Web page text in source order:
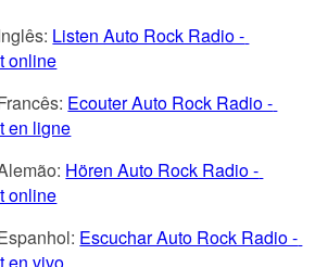
Listen Auto Rock Radio -
online
Ecouter Auto Rock Radio -
en ligne
Hören Auto Rock Radio -
online
Escuchar Auto Rock Radio -
en vivo